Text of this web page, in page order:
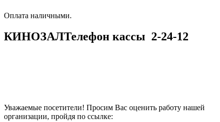
​​​​​​​Оплата наличными.
КИНОЗАЛТелефон кассы 2-24-12
Уважаемые посетители! Просим Вас оценить работу нашей
организации, пройдя по ссылке: